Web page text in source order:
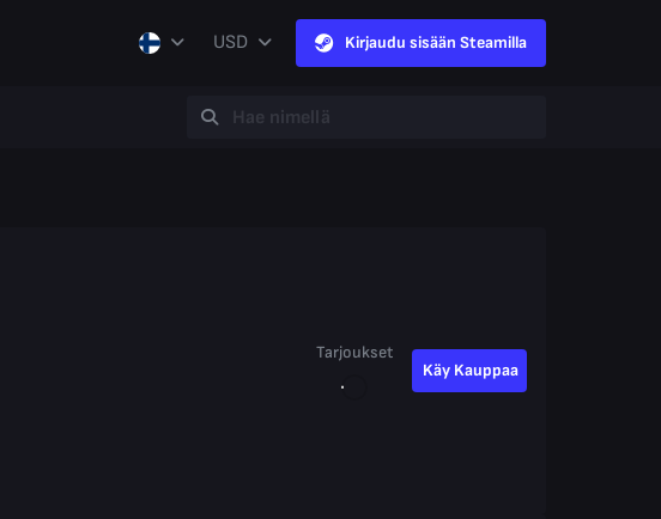
USD
Kirjaudu sisään Steamilla
Tarjoukset
Käy Kauppaa